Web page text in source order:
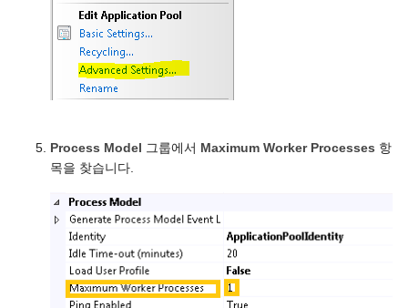
Process Model 그룹에서 Maximum Worker Processes 항
목을 찾습니다.